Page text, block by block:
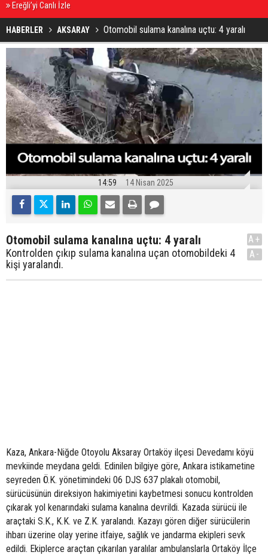
Ereğli’yi Canlı İzle
HABERLER AKSARAY Otomobil sulama kanalına uçtu: 4 yaralı
14:59 14 Nisan 2025
Otomobil sulama kanalına uçtu: 4 yaralı
Kontrolden çıkıp sulama kanalına uçan otomobildeki 4
kişi yaralandı.
A+
A-
Kaza, Ankara-Niğde Otoyolu Aksaray Ortaköy ilçesi Devedamı köyü
mevkiinde meydana geldi. Edinilen bilgiye göre, Ankara istikametine
seyreden Ö.K. yönetimindeki 06 DJS 637 plakalı otomobil,
sürücüsünün direksiyon hakimiyetini kaybetmesi sonucu kontrolden
çıkarak yol kenarındaki sulama kanalına devrildi. Kazada sürücü ile
araçtaki S.K., K.K. ve Z.K. yaralandı. Kazayı gören diğer sürücülerin
ihbarı üzerine olay yerine itfaiye, sağlık ve jandarma ekipleri sevk
edildi. Ekiplerce araçtan çıkarılan yaralılar ambulanslarla Ortaköy İlçe